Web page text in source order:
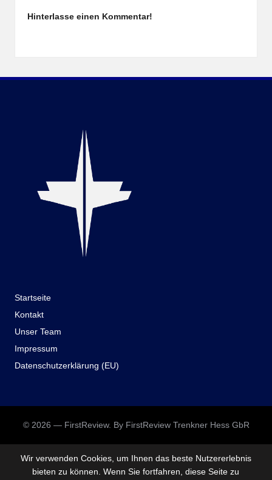
Hinterlasse einen Kommentar!
Startseite
Kontakt
Unser Team
Impressum
Datenschutzerklärung (EU)
© 2026 — FirstReview. By FirstReview Trenkner Hess GbR
Wir verwenden Cookies, um Ihnen das beste Nutzererlebnis
bieten zu können. Wenn Sie fortfahren, diese Seite zu